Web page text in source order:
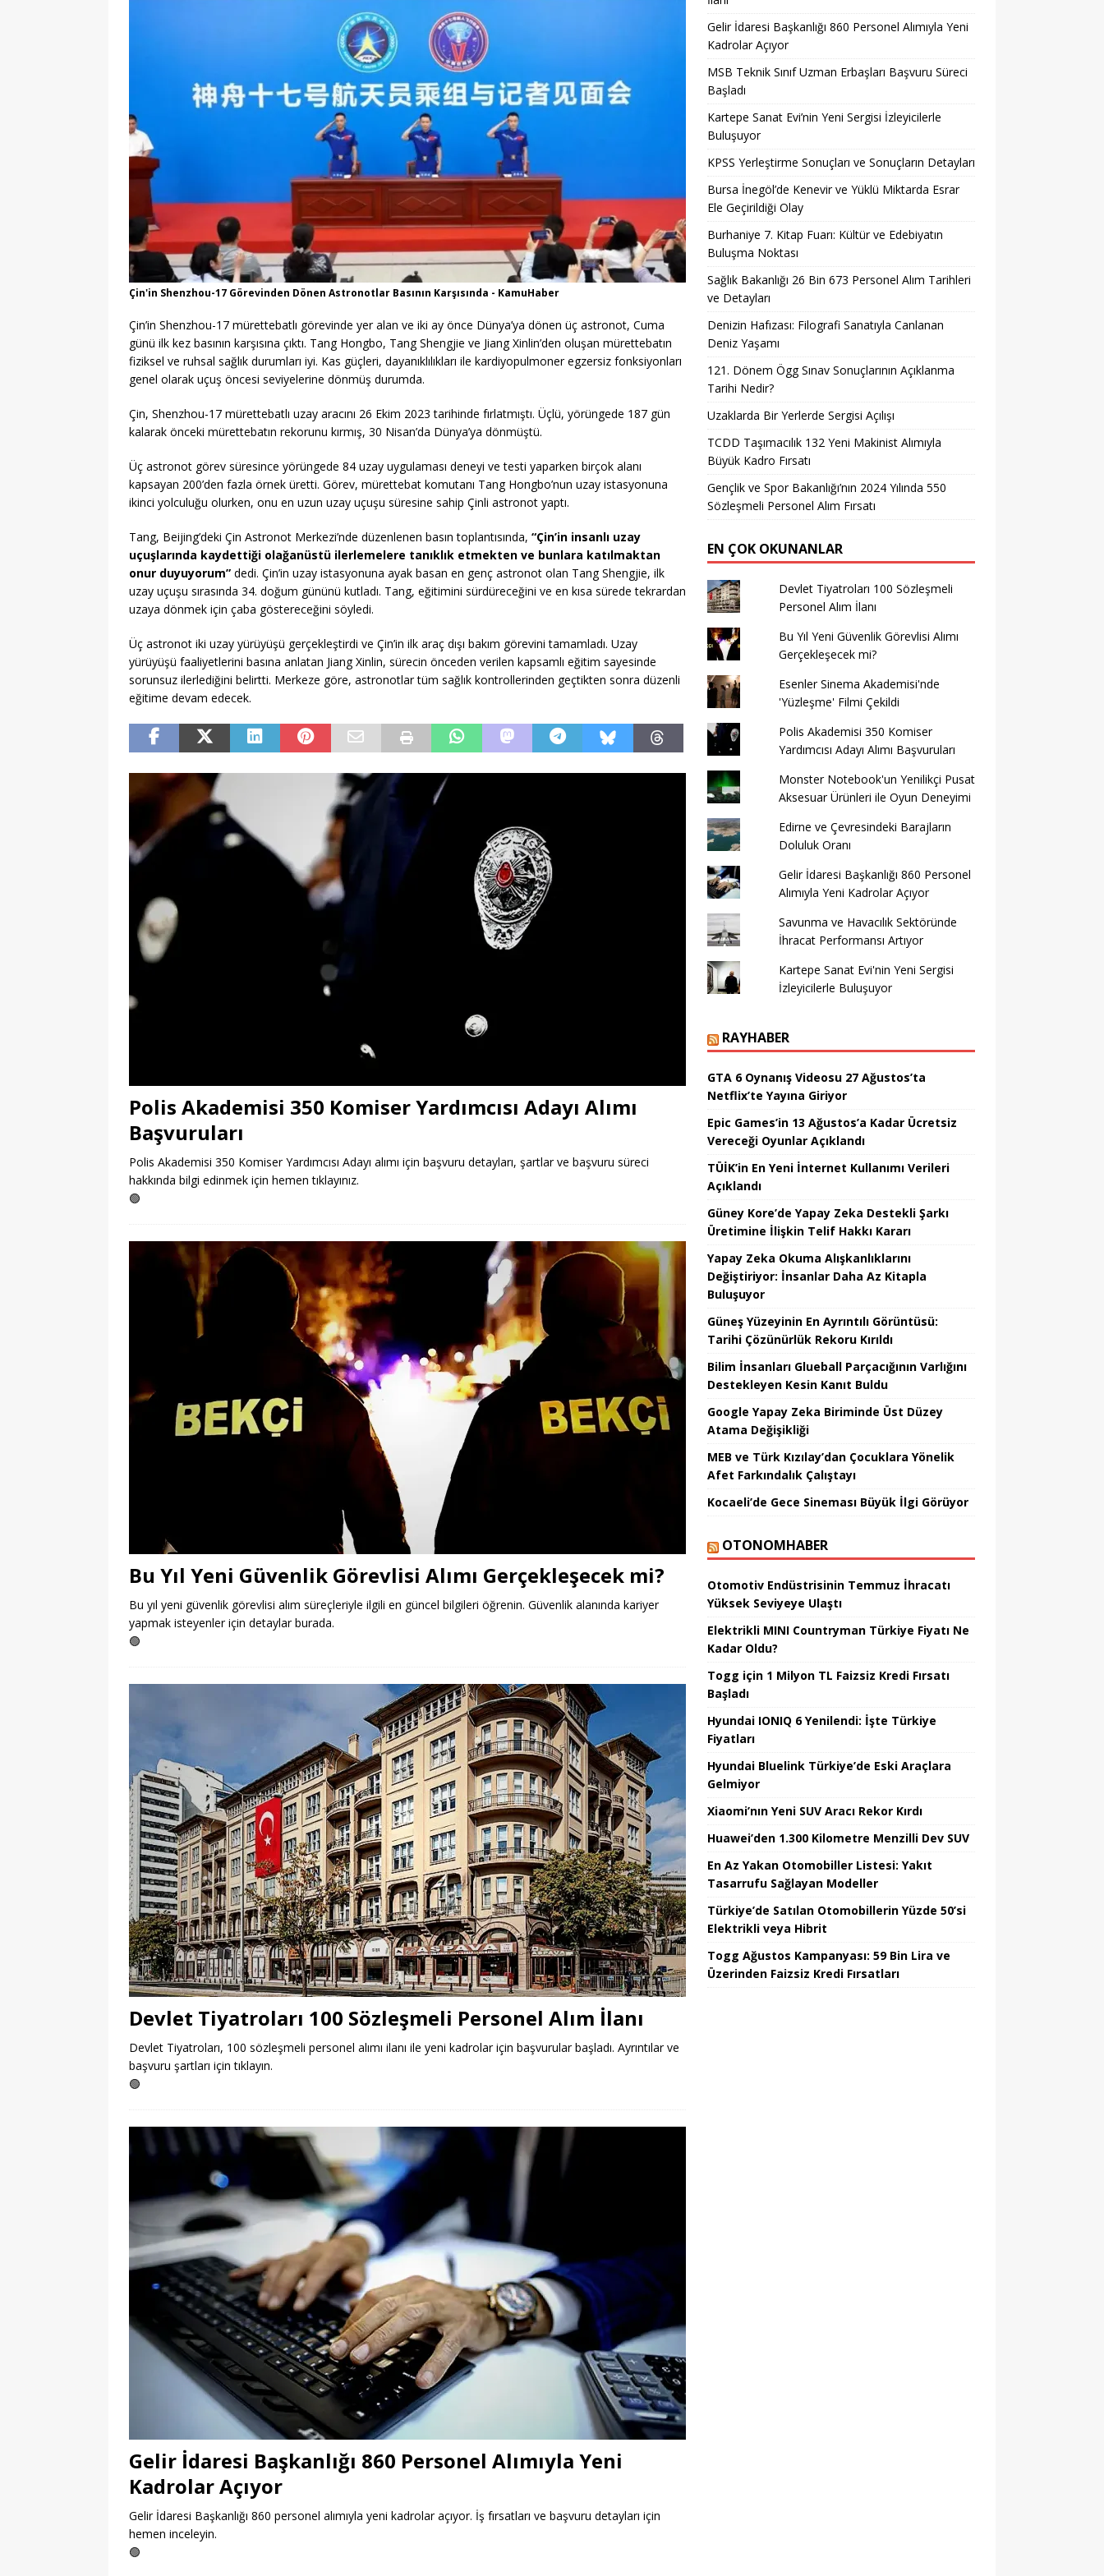
Çin'in Shenzhou-17 Görevinden Dönen Astronotlar Basının Karşısında - KamuHaber
Çin’in Shenzhou-17 mürettebatlı görevinde yer alan ve iki ay önce Dünya’ya dönen üç astronot, Cuma
günü ilk kez basının karşısına çıktı. Tang Hongbo, Tang Shengjie ve Jiang Xinlin’den oluşan mürettebatın
fiziksel ve ruhsal sağlık durumları iyi. Kas güçleri, dayanıklılıkları ile kardiyopulmoner egzersiz fonksiyonları
genel olarak uçuş öncesi seviyelerine dönmüş durumda.
Çin, Shenzhou-17 mürettebatlı uzay aracını 26 Ekim 2023 tarihinde fırlatmıştı. Üçlü, yörüngede 187 gün
kalarak önceki mürettebatın rekorunu kırmış, 30 Nisan’da Dünya’ya dönmüştü.
Üç astronot görev süresince yörüngede 84 uzay uygulaması deneyi ve testi yaparken birçok alanı
kapsayan 200’den fazla örnek üretti. Görev, mürettebat komutanı Tang Hongbo’nun uzay istasyonuna
ikinci yolculuğu olurken, onu en uzun uzay uçuşu süresine sahip Çinli astronot yaptı.
Tang, Beijing’deki Çin Astronot Merkezi’nde düzenlenen basın toplantısında, “Çin’in insanlı uzay
uçuşlarında kaydettiği olağanüstü ilerlemelere tanıklık etmekten ve bunlara katılmaktan
onur duyuyorum” dedi. Çin’in uzay istasyonuna ayak basan en genç astronot olan Tang Shengjie, ilk
uzay uçuşu sırasında 34. doğum gününü kutladı. Tang, eğitimini sürdüreceğini ve en kısa sürede tekrardan
uzaya dönmek için çaba göstereceğini söyledi.
Üç astronot iki uzay yürüyüşü gerçekleştirdi ve Çin’in ilk araç dışı bakım görevini tamamladı. Uzay
yürüyüşü faaliyetlerini basına anlatan Jiang Xinlin, sürecin önceden verilen kapsamlı eğitim sayesinde
sorunsuz ilerlediğini belirtti. Merkeze göre, astronotlar tüm sağlık kontrollerinden geçtikten sonra düzenli
eğitime devam edecek.
Polis Akademisi 350 Komiser Yardımcısı Adayı Alımı
Başvuruları
Polis Akademisi 350 Komiser Yardımcısı Adayı alımı için başvuru detayları, şartlar ve başvuru süreci
hakkında bilgi edinmek için hemen tıklayınız.
🟢
Bu Yıl Yeni Güvenlik Görevlisi Alımı Gerçekleşecek mi?
Bu yıl yeni güvenlik görevlisi alım süreçleriyle ilgili en güncel bilgileri öğrenin. Güvenlik alanında kariyer
yapmak isteyenler için detaylar burada.
🟢
Devlet Tiyatroları 100 Sözleşmeli Personel Alım İlanı
Devlet Tiyatroları, 100 sözleşmeli personel alımı ilanı ile yeni kadrolar için başvurular başladı. Ayrıntılar ve
başvuru şartları için tıklayın.
🟢
Gelir İdaresi Başkanlığı 860 Personel Alımıyla Yeni
Kadrolar Açıyor
Gelir İdaresi Başkanlığı 860 personel alımıyla yeni kadrolar açıyor. İş fırsatları ve başvuru detayları için
hemen inceleyin.
🟢
Gelir İdaresi Başkanlığı 860 Personel Alımıyla Yeni
Kadrolar Açıyor
MSB Teknik Sınıf Uzman Erbaşları Başvuru Süreci
Başladı
Kartepe Sanat Evi’nin Yeni Sergisi İzleyicilerle
Buluşuyor
KPSS Yerleştirme Sonuçları ve Sonuçların Detayları
Bursa İnegöl’de Kenevir ve Yüklü Miktarda Esrar
Ele Geçirildiği Olay
Burhaniye 7. Kitap Fuarı: Kültür ve Edebiyatın
Buluşma Noktası
Sağlık Bakanlığı 26 Bin 673 Personel Alım Tarihleri
ve Detayları
Denizin Hafızası: Filografi Sanatıyla Canlanan
Deniz Yaşamı
121. Dönem Ögg Sınav Sonuçlarının Açıklanma
Tarihi Nedir?
Uzaklarda Bir Yerlerde Sergisi Açılışı
TCDD Taşımacılık 132 Yeni Makinist Alımıyla
Büyük Kadro Fırsatı
Gençlik ve Spor Bakanlığı’nın 2024 Yılında 550
Sözleşmeli Personel Alım Fırsatı
EN ÇOK OKUNANLAR
Devlet Tiyatroları 100 Sözleşmeli
Personel Alım İlanı
Bu Yıl Yeni Güvenlik Görevlisi Alımı
Gerçekleşecek mi?
Esenler Sinema Akademisi'nde
'Yüzleşme' Filmi Çekildi
Polis Akademisi 350 Komiser
Yardımcısı Adayı Alımı Başvuruları
Monster Notebook'un Yenilikçi Pusat
Aksesuar Ürünleri ile Oyun Deneyimi
Edirne ve Çevresindeki Barajların
Doluluk Oranı
Gelir İdaresi Başkanlığı 860 Personel
Alımıyla Yeni Kadrolar Açıyor
Savunma ve Havacılık Sektöründe
İhracat Performansı Artıyor
Kartepe Sanat Evi'nin Yeni Sergisi
İzleyicilerle Buluşuyor
RAYHABER
GTA 6 Oynanış Videosu 27 Ağustos’ta
Netflix’te Yayına Giriyor
Epic Games’in 13 Ağustos’a Kadar Ücretsiz
Vereceği Oyunlar Açıklandı
TÜİK’in En Yeni İnternet Kullanımı Verileri
Açıklandı
Güney Kore’de Yapay Zeka Destekli Şarkı
Üretimine İlişkin Telif Hakkı Kararı
Yapay Zeka Okuma Alışkanlıklarını
Değiştiriyor: İnsanlar Daha Az Kitapla
Buluşuyor
Güneş Yüzeyinin En Ayrıntılı Görüntüsü:
Tarihi Çözünürlük Rekoru Kırıldı
Bilim İnsanları Glueball Parçacığının Varlığını
Destekleyen Kesin Kanıt Buldu
Google Yapay Zeka Biriminde Üst Düzey
Atama Değişikliği
MEB ve Türk Kızılay’dan Çocuklara Yönelik
Afet Farkındalık Çalıştayı
Kocaeli’de Gece Sineması Büyük İlgi Görüyor
OTONOMHABER
Otomotiv Endüstrisinin Temmuz İhracatı
Yüksek Seviyeye Ulaştı
Elektrikli MINI Countryman Türkiye Fiyatı Ne
Kadar Oldu?
Togg için 1 Milyon TL Faizsiz Kredi Fırsatı
Başladı
Hyundai IONIQ 6 Yenilendi: İşte Türkiye
Fiyatları
Hyundai Bluelink Türkiye’de Eski Araçlara
Gelmiyor
Xiaomi’nın Yeni SUV Aracı Rekor Kırdı
Huawei’den 1.300 Kilometre Menzilli Dev SUV
En Az Yakan Otomobiller Listesi: Yakıt
Tasarrufu Sağlayan Modeller
Türkiye’de Satılan Otomobillerin Yüzde 50’si
Elektrikli veya Hibrit
Togg Ağustos Kampanyası: 59 Bin Lira ve
Üzerinden Faizsiz Kredi Fırsatları